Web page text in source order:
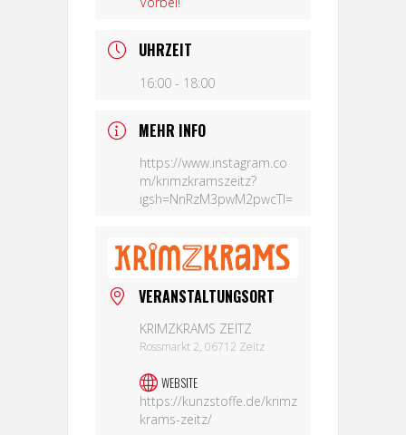
UHRZEIT
16:00 - 18:00
MEHR INFO
https://www.instagram.co
m/krimzkramszeitz?
igsh=NnRzM3pwM2pwcTI=
VERANSTALTUNGSORT
KRIMZKRAMS ZEITZ
Rossmarkt 2, 06712 Zeitz
WEBSITE
https://kunzstoffe.de/krimz
krams-zeitz/